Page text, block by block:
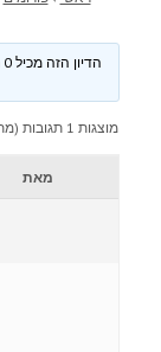
הדיון הזה מכיל 0 תגובות, ויש לו משתתף 1, והוא עודכן לאחרונה ע״י
מוצגות 1 תגובות (מתוך 1 סה״כ)
מאת